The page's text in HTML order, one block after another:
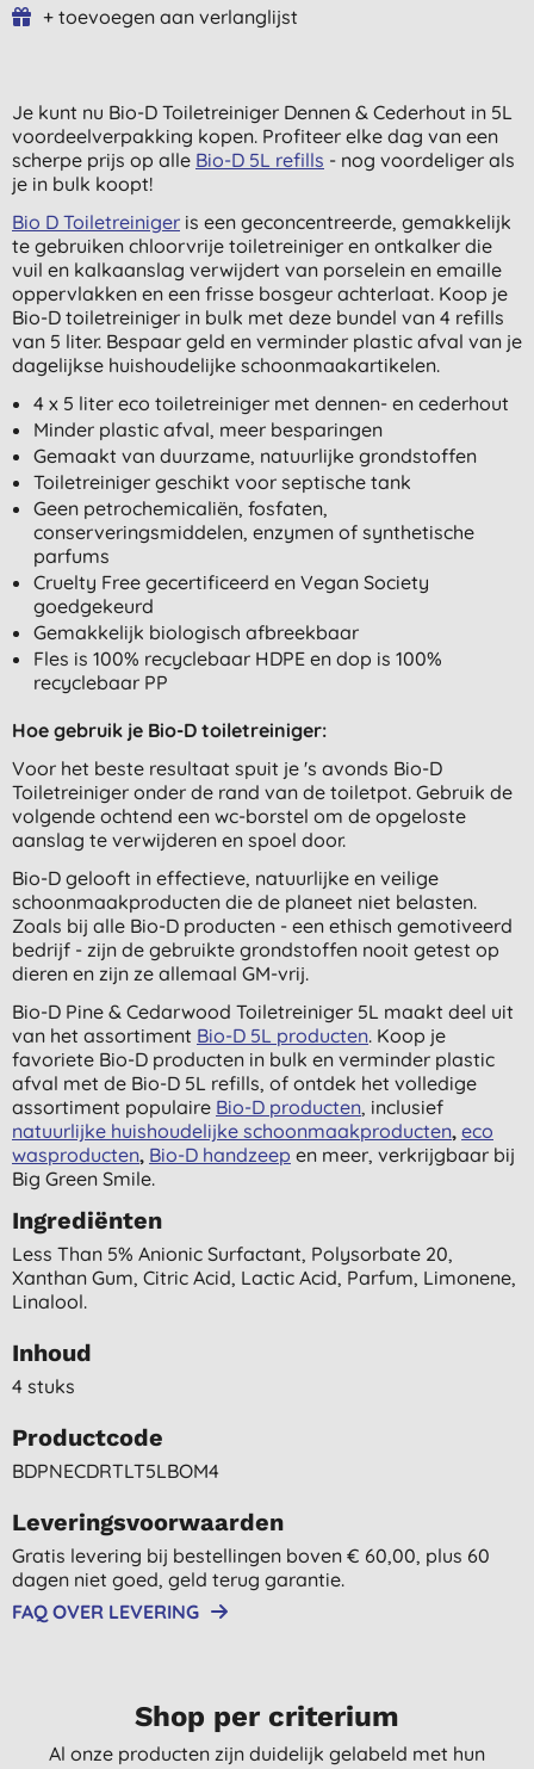
+ toevoegen aan verlanglijst
Je kunt nu Bio-D Toiletreiniger Dennen & Cederhout in 5L
voordeelverpakking kopen. Profiteer elke dag van een
scherpe prijs op alle Bio-D 5L refills - nog voordeliger als
je in bulk koopt!
Bio D Toiletreiniger is een geconcentreerde, gemakkelijk
te gebruiken chloorvrije toiletreiniger en ontkalker die
vuil en kalkaanslag verwijdert van porselein en emaille
oppervlakken en een frisse bosgeur achterlaat. Koop je
Bio-D toiletreiniger in bulk met deze bundel van 4 refills
van 5 liter. Bespaar geld en verminder plastic afval van je
dagelijkse huishoudelijke schoonmaakartikelen.
4 x 5 liter eco toiletreiniger met dennen- en cederhout
Minder plastic afval, meer besparingen
Gemaakt van duurzame, natuurlijke grondstoffen
Toiletreiniger geschikt voor septische tank
Geen petrochemicaliën, fosfaten,
conserveringsmiddelen, enzymen of synthetische
parfums
Cruelty Free gecertificeerd en Vegan Society
goedgekeurd
Gemakkelijk biologisch afbreekbaar
Fles is 100% recyclebaar HDPE en dop is 100%
recyclebaar PP
Hoe gebruik je Bio-D toiletreiniger:
Voor het beste resultaat spuit je 's avonds Bio-D
Toiletreiniger onder de rand van de toiletpot. Gebruik de
volgende ochtend een wc-borstel om de opgeloste
aanslag te verwijderen en spoel door.
Bio-D gelooft in effectieve, natuurlijke en veilige
schoonmaakproducten die de planeet niet belasten.
Zoals bij alle Bio-D producten - een ethisch gemotiveerd
bedrijf - zijn de gebruikte grondstoffen nooit getest op
dieren en zijn ze allemaal GM-vrij.
Bio-D Pine & Cedarwood Toiletreiniger 5L maakt deel uit
van het assortiment Bio-D 5L producten. Koop je
favoriete Bio-D producten in bulk en verminder plastic
afval met de Bio-D 5L refills, of ontdek het volledige
assortiment populaire Bio-D producten, inclusief
natuurlijke huishoudelijke schoonmaakproducten, eco
wasproducten, Bio-D handzeep en meer, verkrijgbaar bij
Big Green Smile.
Ingrediënten
Less Than 5% Anionic Surfactant, Polysorbate 20,
Xanthan Gum, Citric Acid, Lactic Acid, Parfum, Limonene,
Linalool.
Inhoud
4 stuks
Productcode
BDPNECDRTLT5LBOM4
Leveringsvoorwaarden
Gratis levering bij bestellingen boven € 60,00, plus 60
dagen niet goed, geld terug garantie.
FAQ OVER LEVERING
Shop per criterium
Al onze producten zijn duidelijk gelabeld met hun